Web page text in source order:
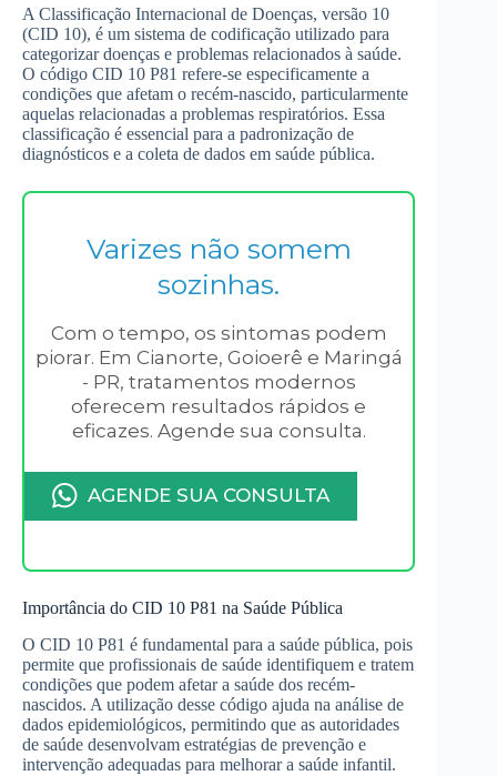
A Classificação Internacional de Doenças, versão 10
(CID 10), é um sistema de codificação utilizado para
categorizar doenças e problemas relacionados à saúde.
O código CID 10 P81 refere-se especificamente a
condições que afetam o recém-nascido, particularmente
aquelas relacionadas a problemas respiratórios. Essa
classificação é essencial para a padronização de
diagnósticos e a coleta de dados em saúde pública.
Varizes não somem
sozinhas.
Com o tempo, os sintomas podem
piorar. Em Cianorte, Goioerê e Maringá
- PR, tratamentos modernos
oferecem resultados rápidos e
eficazes. Agende sua consulta.
AGENDE SUA CONSULTA
Importância do CID 10 P81 na Saúde Pública
O CID 10 P81 é fundamental para a saúde pública, pois
permite que profissionais de saúde identifiquem e tratem
condições que podem afetar a saúde dos recém-
nascidos. A utilização desse código ajuda na análise de
dados epidemiológicos, permitindo que as autoridades
de saúde desenvolvam estratégias de prevenção e
intervenção adequadas para melhorar a saúde infantil.